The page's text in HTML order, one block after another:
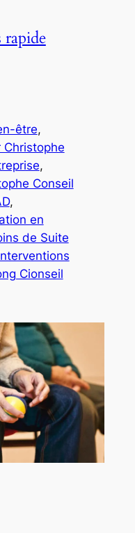
rapide
être
Christophe
Conseil
en
de Suite
Cionseil